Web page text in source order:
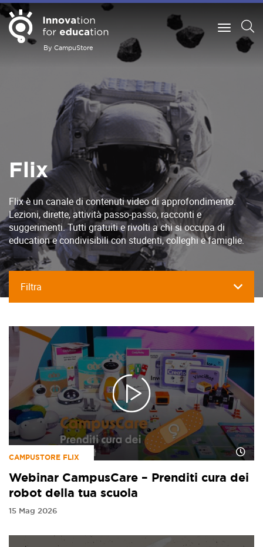
By CampuStore
Flix
Flix è un canale di contenuti video di approfondimento.
Lezioni, dirette, attività passo-passo, racconti e
suggerimenti. Tutti gratuiti e rivolti a chi si occupa di
education e condivisibili con studenti, colleghi e famiglie.
Filtra
CAMPUSTORE FLIX
Webinar CampusCare – Prenditi cura dei
robot della tua scuola
15 Mag 2026